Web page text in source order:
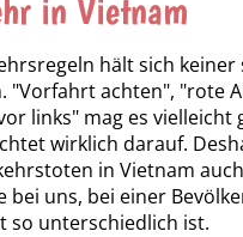
in Vietnam
hält sich
"Vorfahrt achten", "rote
links" mag es vielleicht
wirklich darauf.
in Vietnam
bei uns, bei einer
so unterschiedlich ist.